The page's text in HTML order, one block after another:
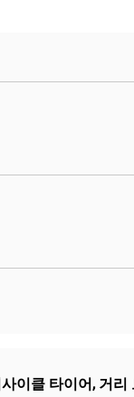
이클 타이어, 거리